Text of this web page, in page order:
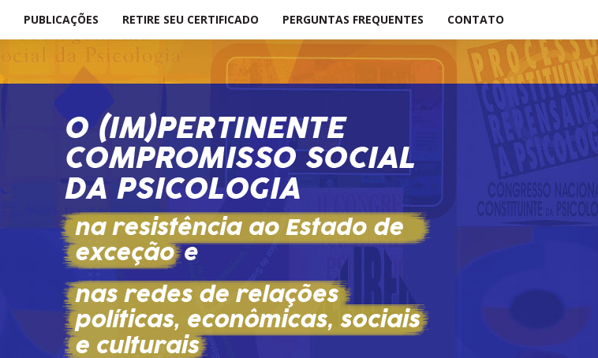
PUBLICAÇÕES RETIRE SEU CERTIFICADO PERGUNTAS FREQUENTES CONTATO